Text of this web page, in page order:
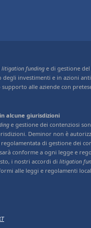
litigation funding e di gestione
degli investimenti e in azioni
alle aziende con
alcune giurisdizioni
e gestione dei contenziosi
Deminor non è
di gestione dei
conforme a ogni legge e
i nostri accordi di litigation
alle leggi e regolamenti